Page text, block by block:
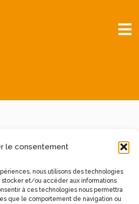
le consentement
nous utilisons des technologies
et/ou accéder aux informations
à ces technologies nous permettra
que le comportement de navigation ou
saisir votre mot de passe